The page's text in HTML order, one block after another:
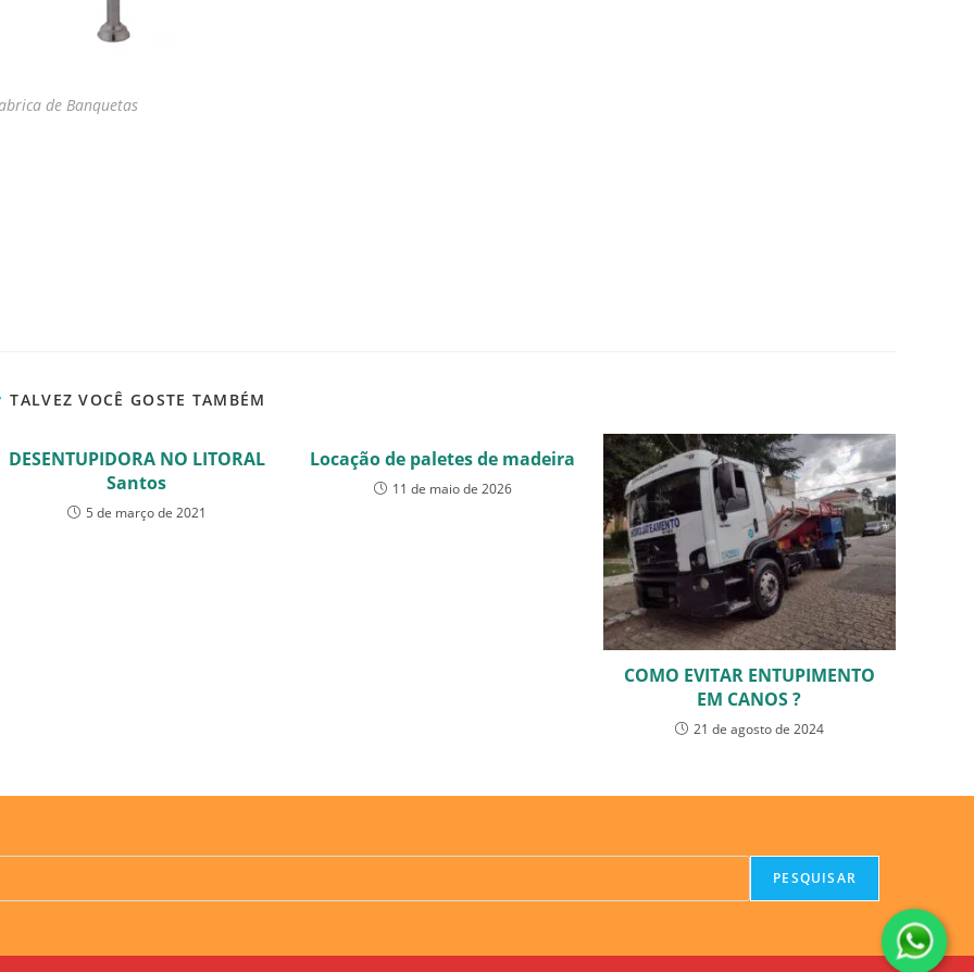
de Banquetas
TALVEZ VOCÊ GOSTE TAMBÉM
DESENTUPIDORA NO LITORAL
Santos
5 de março de 2021
Locação de paletes de madeira
11 de maio de 2026
COMO EVITAR ENTUPIMENTO
EM CANOS ?
21 de agosto de 2024
PESQUISAR